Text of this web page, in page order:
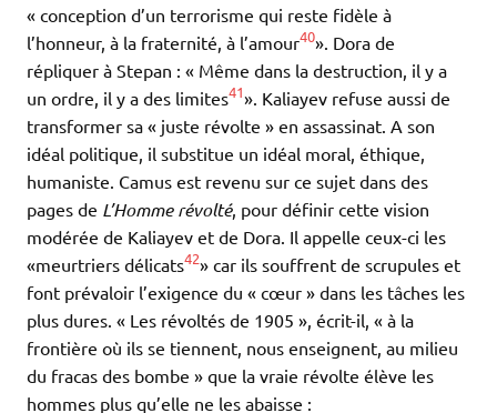
« conception d’un terrorisme qui reste fidèle à
l’honneur, à la fraternité, à l’amour40». Dora de
répliquer à Stepan : « Même dans la destruction, il y a
un ordre, il y a des limites41». Kaliayev refuse aussi de
transformer sa « juste révolte » en assassinat. A son
idéal politique, il substitue un idéal moral, éthique,
humaniste. Camus est revenu sur ce sujet dans des
pages de L’Homme révolté, pour définir cette vision
modérée de Kaliayev et de Dora. Il appelle ceux-ci les
«meurtriers délicats42» car ils souffrent de scrupules et
font prévaloir l’exigence du « cœur » dans les tâches les
plus dures. « Les révoltés de 1905 », écrit-il, « à la
frontière où ils se tiennent, nous enseignent, au milieu
du fracas des bombe » que la vraie révolte élève les
hommes plus qu’elle ne les abaisse :